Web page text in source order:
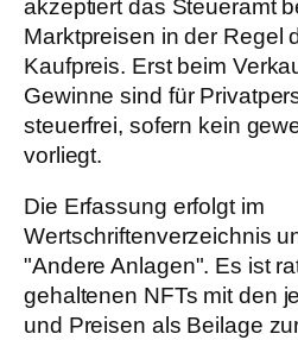
akzeptiert das Steueramt
Marktpreisen in der Regel
Kaufpreis. Erst beim
Gewinne sind für
steuerfrei, sofern kein
vorliegt.
Die Erfassung erfolgt im
Wertschriftenverzeichnis
"Andere Anlagen". Es ist
gehaltenen NFTs mit den
und Preisen als Beilage